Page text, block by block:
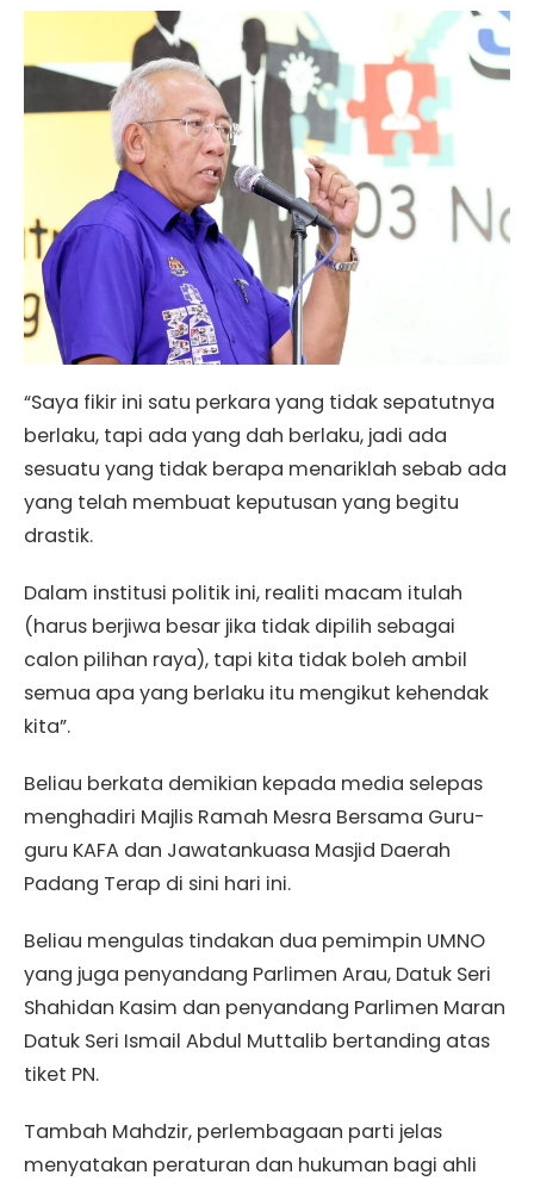
“Saya fikir ini satu perkara yang tidak sepatutnya
berlaku, tapi ada yang dah berlaku, jadi ada
sesuatu yang tidak berapa menariklah sebab ada
yang telah membuat keputusan yang begitu
drastik.
Dalam institusi politik ini, realiti macam itulah
(harus berjiwa besar jika tidak dipilih sebagai
calon pilihan raya), tapi kita tidak boleh ambil
semua apa yang berlaku itu mengikut kehendak
kita”.
Beliau berkata demikian kepada media selepas
menghadiri Majlis Ramah Mesra Bersama Guru-
guru KAFA dan Jawatankuasa Masjid Daerah
Padang Terap di sini hari ini.
Beliau mengulas tindakan dua pemimpin UMNO
yang juga penyandang Parlimen Arau, Datuk Seri
Shahidan Kasim dan penyandang Parlimen Maran
Datuk Seri Ismail Abdul Muttalib bertanding atas
tiket PN.
Tambah Mahdzir, perlembagaan parti jelas
menyatakan peraturan dan hukuman bagi ahli